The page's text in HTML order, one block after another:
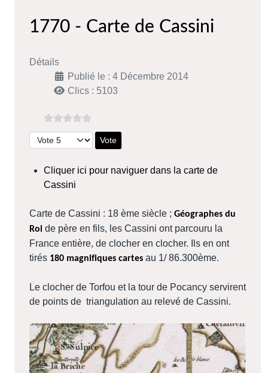
1770 - Carte de Cassini
Détails
Publié le : 4 Décembre 2014
Clics : 5103
Veuillez voter
Cliquer ici pour naviguer dans la carte de
Cassini
Carte de Cassini : 18 ème siècle ; Géographes du
Roi de père en fils, les Cassini ont parcouru la
France entière, de clocher en clocher. Ils en ont
tirés 180 magnifiques cartes au 1/ 86.300ème.
Le clocher de Torfou et la tour de Pocancy servirent
de points de triangulation au relevé de Cassini.